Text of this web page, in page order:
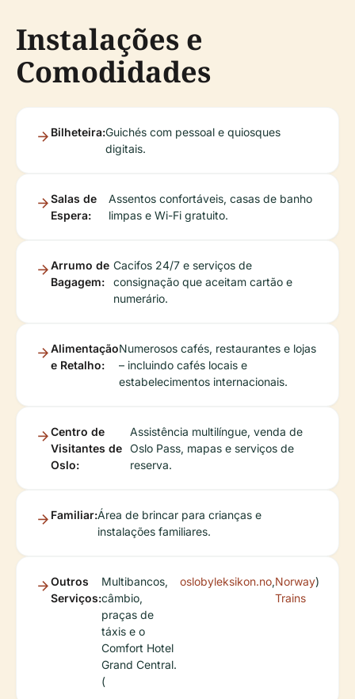
Instalações e
Comodidades
Bilheteira:Guichés com pessoal e quiosques
digitais.
Salas de
Espera:
Assentos confortáveis, casas de banho
limpas e Wi-Fi gratuito.
Arrumo de
Bagagem:
Cacifos 24/7 e serviços de
consignação que aceitam cartão e
numerário.
Alimentação
e Retalho:
Numerosos cafés, restaurantes e lojas
– incluindo cafés locais e
estabelecimentos internacionais.
Centro de
Visitantes de
Oslo:
Assistência multilíngue, venda de
Oslo Pass, mapas e serviços de
reserva.
Familiar:Área de brincar para crianças e
instalações familiares.
Outros
Serviços:
Multibancos,
câmbio,
praças de
táxis e o
Comfort Hotel
Grand Central.
(
oslobyleksikon.no,Norway
Trains
)